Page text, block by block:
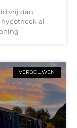
vrij dan
hypotheek al
VERBOUWEN